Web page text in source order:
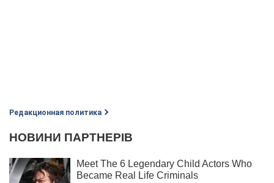
Редакционная политика